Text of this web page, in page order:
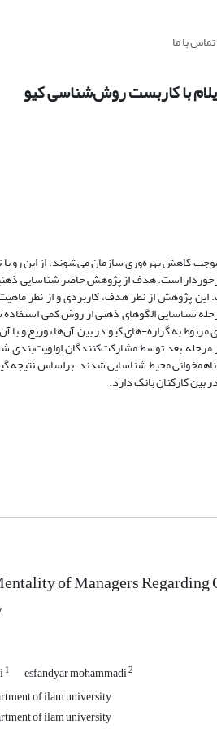
تماس با ما
با کاربست روش‌شناسی کیو
کاهش بهره‌وری سازمان می‌شوند. از این رو با
برخوردار است. هدف از پژوهش حاضر شناسایی
این پژوهش از نظر هدف، کاربردی و از نظر
شناسایی الگوهای ذهنی از روش کمی
بانک‌های منتخب سطح شهر ایلام شامل 12 نفر است که کارت‌های مربوط به گزاره-های کیو در بین
شده از میان 98 گزاره، 43 گزاره نهایی شناسایی و در مرحله بعد توسط
محیط شناسایی شدند. بر‌اساس نتیجه
بین کارکنان بانک دارد.
of Managers
1 esfandyar mohammadi2
of ilam university
of ilam university